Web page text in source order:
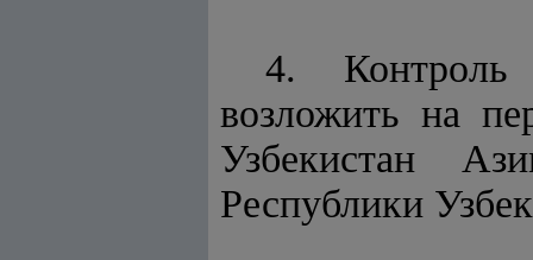
4. Контроль
возложить на
Узбекистан
Республики